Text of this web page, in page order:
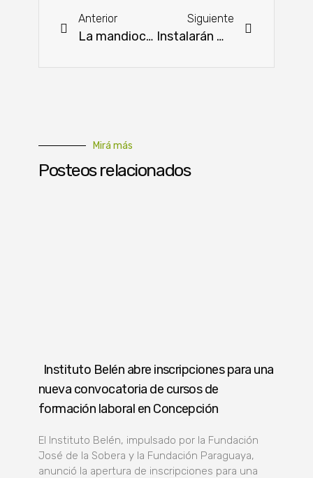
Anterior
La mandioca llega al consumo penitenciario
Siguiente
Instalarán mesas de protección social en 22 localidades del país
Mirá más
Posteos relacionados
Instituto Belén abre inscripciones para una
nueva convocatoria de cursos de
formación laboral en Concepción
El Instituto Belén, impulsado por la Fundación
José de la Sobera y la Fundación Paraguaya,
anunció la apertura de inscripciones para una